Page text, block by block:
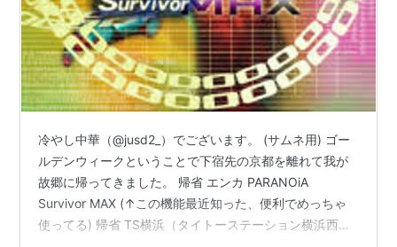
冷やし中華（@jusd2_）でございます。 (サムネ用) ゴー
ルデンウィークということで下宿先の京都を離れて我が
故郷に帰ってきました。 帰省 エンカ PARANOiA
Survivor MAX (↑この機能最近知った、便利でめっちゃ
使ってる) 帰省 TS横浜（タイトーステーション横浜西口